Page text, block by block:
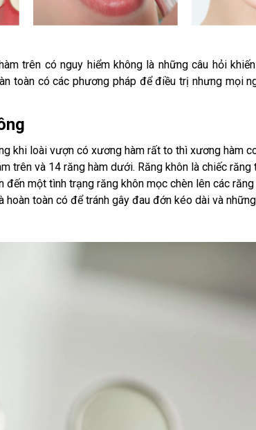
trên có nguy hiểm không là những câu hỏi
toàn có các phương pháp để điều trị nhưng mọi
khi loài vượn có xương hàm rất to thì xương hàm
trên và 14 răng hàm dưới. Răng khôn là chiếc
một tình trạng răng khôn mọc chèn lên các
hoàn toàn có để tránh gây đau đớn kéo dài và